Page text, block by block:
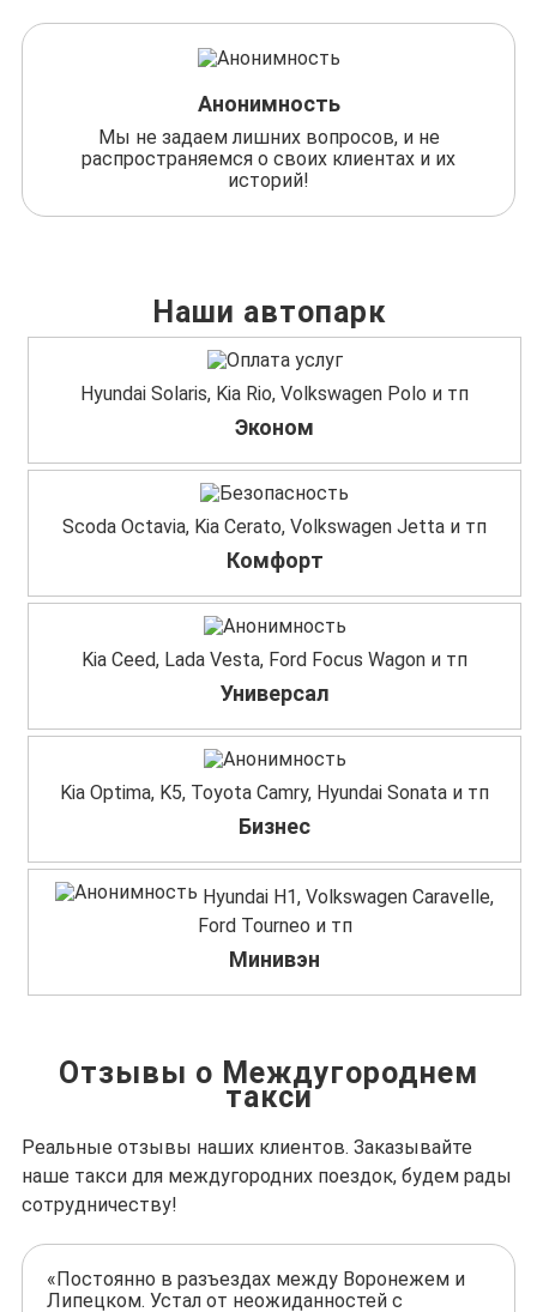
Анонимность
Мы не задаем лишних вопросов, и не
распространяемся о своих клиентах и их
историй!
Наши автопарк
Hyundai Solaris, Kia Rio, Volkswagen Polo и тп
Эконом
Scoda Octavia, Kia Cerato, Volkswagen Jetta и тп
Комфорт
Kia Ceed, Lada Vesta, Ford Focus Wagon и тп
Универсал
Kia Optima, K5, Toyota Camry, Hyundai Sonata и тп
Бизнес
Hyundai H1, Volkswagen Caravelle,
Ford Tourneo и тп
Минивэн
Отзывы о Междугороднем
такси
Реальные отзывы наших клиентов. Заказывайте
наше такси для междугородних поездок, будем рады
сотрудничеству!
«Постоянно в разъездах между Воронежем и
Липецком. Устал от неожиданностей с